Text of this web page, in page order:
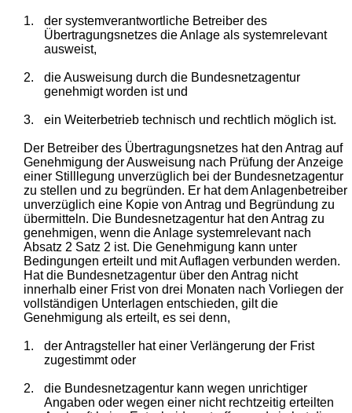
1.
der systemverantwortliche Betreiber des
Übertragungsnetzes die Anlage als systemrelevant
ausweist,
2.
die Ausweisung durch die Bundesnetzagentur
genehmigt worden ist und
3. ein Weiterbetrieb technisch und rechtlich möglich ist.
Der Betreiber des Übertragungsnetzes hat den Antrag auf
Genehmigung der Ausweisung nach Prüfung der Anzeige
einer Stilllegung unverzüglich bei der Bundesnetzagentur
zu stellen und zu begründen. Er hat dem Anlagenbetreiber
unverzüglich eine Kopie von Antrag und Begründung zu
übermitteln. Die Bundesnetzagentur hat den Antrag zu
genehmigen, wenn die Anlage systemrelevant nach
Absatz 2 Satz 2 ist. Die Genehmigung kann unter
Bedingungen erteilt und mit Auflagen verbunden werden.
Hat die Bundesnetzagentur über den Antrag nicht
innerhalb einer Frist von drei Monaten nach Vorliegen der
vollständigen Unterlagen entschieden, gilt die
Genehmigung als erteilt, es sei denn,
1.
der Antragsteller hat einer Verlängerung der Frist
zugestimmt oder
2.
die Bundesnetzagentur kann wegen unrichtiger
Angaben oder wegen einer nicht rechtzeitig erteilten